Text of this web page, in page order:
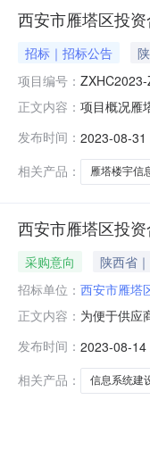
西安市雁塔区投
招标｜招标公告
项目编号：
正文内容： 项目概况雁
发布时间： 2023-08-31
相关产品：
雁塔楼宇信
西安市雁塔区投
采购意向 陕西省
招标单位： 西安市雁塔
正文内容： 为便于供应
经济信息云
贡献等数据
发布时间： 2023-08-14
相关产品：
信息系统建